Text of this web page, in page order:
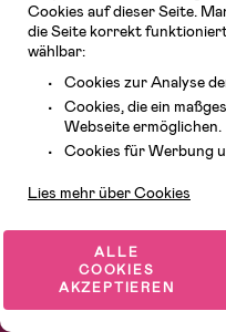
Auf Lager
BRIO 33799 Traktor mit
15,99 €
Cookies auf dieser Seite.
die Seite korrekt
wählbar:
Cookies zur Analyse
Cookies, die ein
Webseite ermöglichen.
Cookies für Werbung
Lies mehr über Cookies
ALLE
COOKIES
AKZEPTIEREN